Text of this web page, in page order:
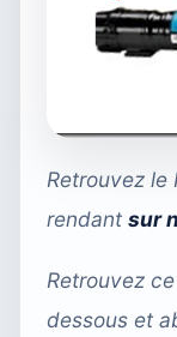
Retrouvez le
rendant sur
Retrouvez
dessous et